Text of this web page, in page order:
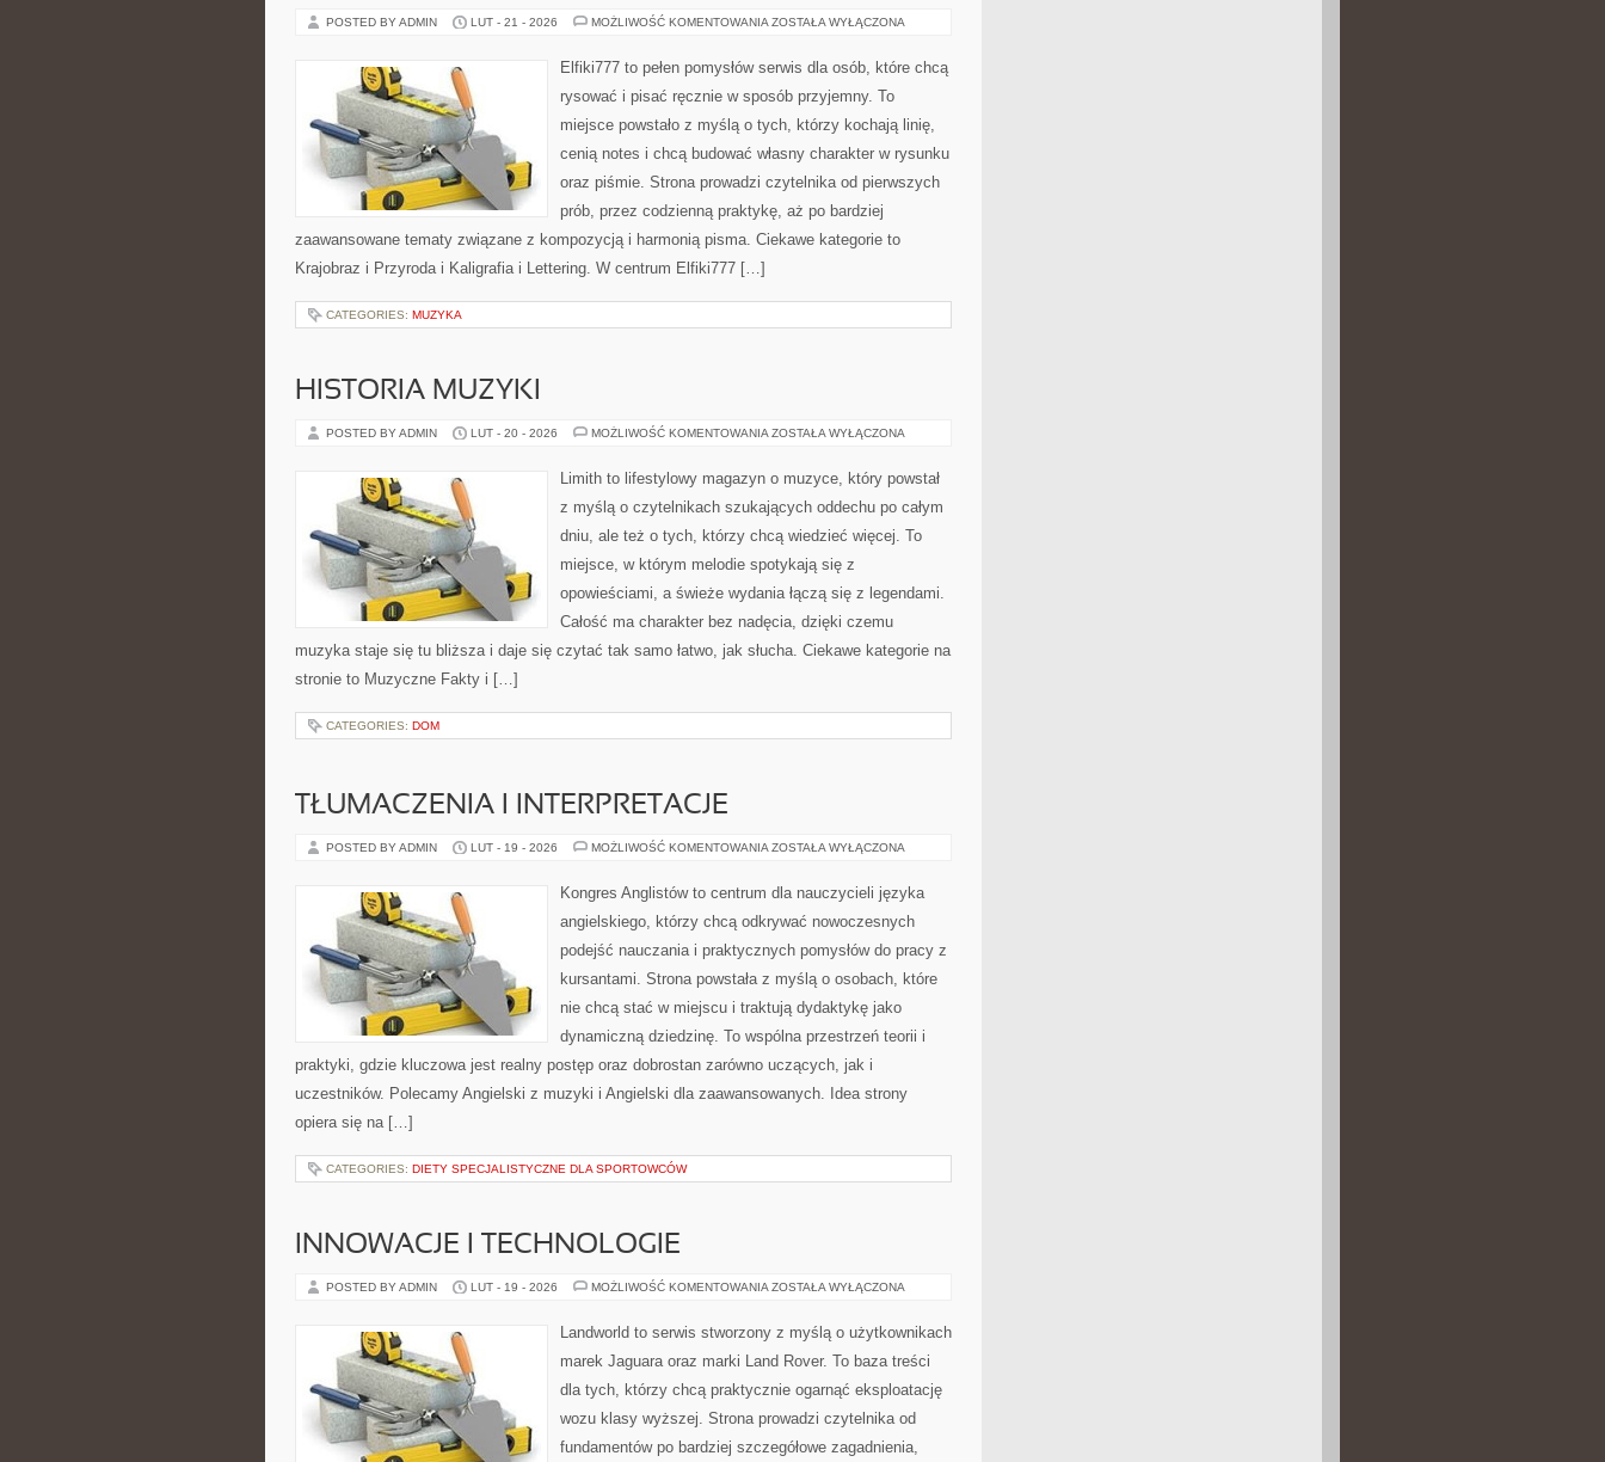
POSTED BY ADMIN LUT - 21 - 2026 MOŻLIWOŚĆ KOMENTOWANIA LETTERING
PROJEKTY
ZOSTAŁA WYŁĄCZONA
Elfiki777 to pełen pomysłów serwis dla osób, które chcą
rysować i pisać ręcznie w sposób przyjemny. To
miejsce powstało z myślą o tych, którzy kochają linię,
cenią notes i chcą budować własny charakter w rysunku
oraz piśmie. Strona prowadzi czytelnika od pierwszych
prób, przez codzienną praktykę, aż po bardziej
zaawansowane tematy związane z kompozycją i harmonią pisma. Ciekawe kategorie to
Krajobraz i Przyroda i Kaligrafia i Lettering. W centrum Elfiki777 […]
CATEGORIES: MUZYKA
HISTORIA MUZYKI
POSTED BY ADMIN LUT - 20 - 2026 MOŻLIWOŚĆ KOMENTOWANIA HISTORIA
ZOSTAŁA WYŁĄCZONA
Limith to lifestylowy magazyn o muzyce, który powstał
z myślą o czytelnikach szukających oddechu po całym
dniu, ale też o tych, którzy chcą wiedzieć więcej. To
miejsce, w którym melodie spotykają się z
opowieściami, a świeże wydania łączą się z legendami.
Całość ma charakter bez nadęcia, dzięki czemu
muzyka staje się tu bliższa i daje się czytać tak samo łatwo, jak słucha. Ciekawe kategorie na
stronie to Muzyczne Fakty i […]
CATEGORIES: DOM
TŁUMACZENIA I INTERPRETACJE
POSTED BY ADMIN LUT - 19 - 2026 MOŻLIWOŚĆ KOMENTOWANIA TŁUMACZENIA
ZOSTAŁA WYŁĄCZONA
Kongres Anglistów to centrum dla nauczycieli języka
angielskiego, którzy chcą odkrywać nowoczesnych
podejść nauczania i praktycznych pomysłów do pracy z
kursantami. Strona powstała z myślą o osobach, które
nie chcą stać w miejscu i traktują dydaktykę jako
dynamiczną dziedzinę. To wspólna przestrzeń teorii i
praktyki, gdzie kluczowa jest realny postęp oraz dobrostan zarówno uczących, jak i
uczestników. Polecamy Angielski z muzyki i Angielski dla zaawansowanych. Idea strony
opiera się na […]
CATEGORIES: DIETY SPECJALISTYCZNE DLA SPORTOWCÓW
INNOWACJE I TECHNOLOGIE
POSTED BY ADMIN LUT - 19 - 2026 MOŻLIWOŚĆ KOMENTOWANIA INNOWACJE
ZOSTAŁA WYŁĄCZONA
Landworld to serwis stworzony z myślą o użytkownikach
marek Jaguara oraz marki Land Rover. To baza treści
dla tych, którzy chcą praktycznie ogarnąć eksploatację
wozu klasy wyższej. Strona prowadzi czytelnika od
fundamentów po bardziej szczegółowe zagadnienia,